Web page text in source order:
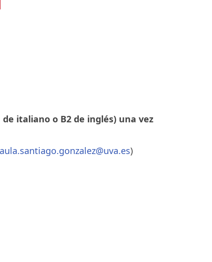
italiano o B2 de inglés) una vez
)